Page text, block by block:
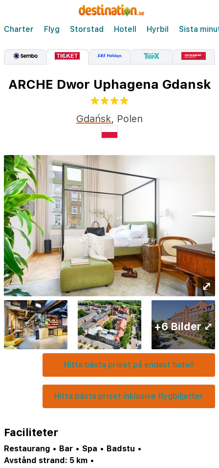
Charter Flyg Storstad Hotell Hyrbil Sista
ARCHE Dwor Uphagena Gdansk
Gdańsk, Polen
⤢
Hitta bästa priset på endast hotell
Hitta bästa priset inklusive flygbiljetter
+6 Bilder ⤢
Faciliteter
Restaurang • Bar • Spa • Badstu •
Avstånd strand: 5 km •